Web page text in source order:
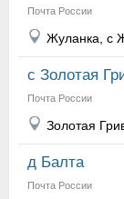
Почта России
Жуланка, с
с Золотая
Почта России
Золотая
д Балта
Почта России